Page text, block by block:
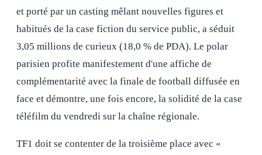
et porté par un casting mêlant nouvelles figures et
habitués de la case fiction du service public, a séduit
3,05 millions de curieux (18,0 % de PDA). Le polar
parisien profite manifestement d'une affiche de
complémentarité avec la finale de football diffusée en
face et démontre, une fois encore, la solidité de la case
téléfilm du vendredi sur la chaîne régionale.
TF1 doit se contenter de la troisième place avec «